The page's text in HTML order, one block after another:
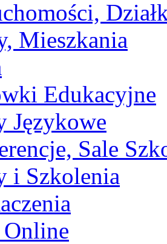
Mieszkania
Edukacyjne
Językowe
Sale
i Szkolenia